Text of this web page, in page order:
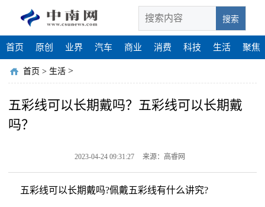
搜索
首页 原创 业界 汽车 商业 消费 科技 生活 聚焦
首页 > 生活 >
五彩线可以长期戴吗？五彩线可以长期戴
吗？
2023-04-24 09:31:27 来源：高睿网
五彩线可以长期戴吗?佩戴五彩线有什么讲究?